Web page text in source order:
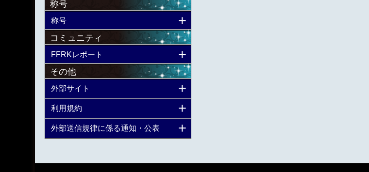
称号
称号
コミュニティ
FFRKレポート
その他
外部サイト
利用規約
外部送信規律に係る通知・公表